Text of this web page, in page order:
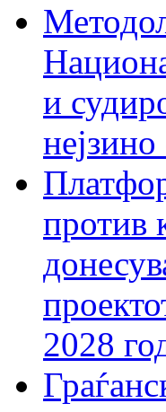
и
против
2028